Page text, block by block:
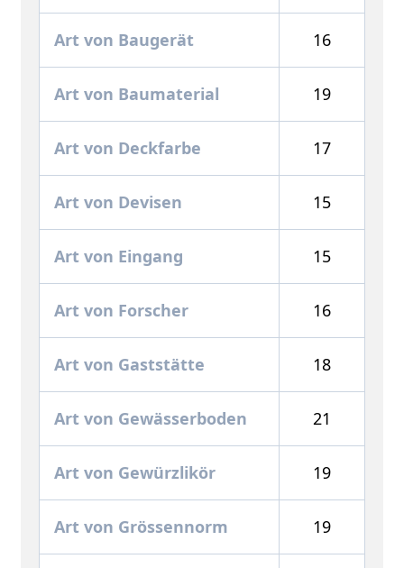
Art von Baugerät 16
Art von Baumaterial 19
Art von Deckfarbe 17
Art von Devisen 15
Art von Eingang 15
Art von Forscher 16
Art von Gaststätte 18
Art von Gewässerboden 21
Art von Gewürzlikör 19
Art von Grössennorm 19